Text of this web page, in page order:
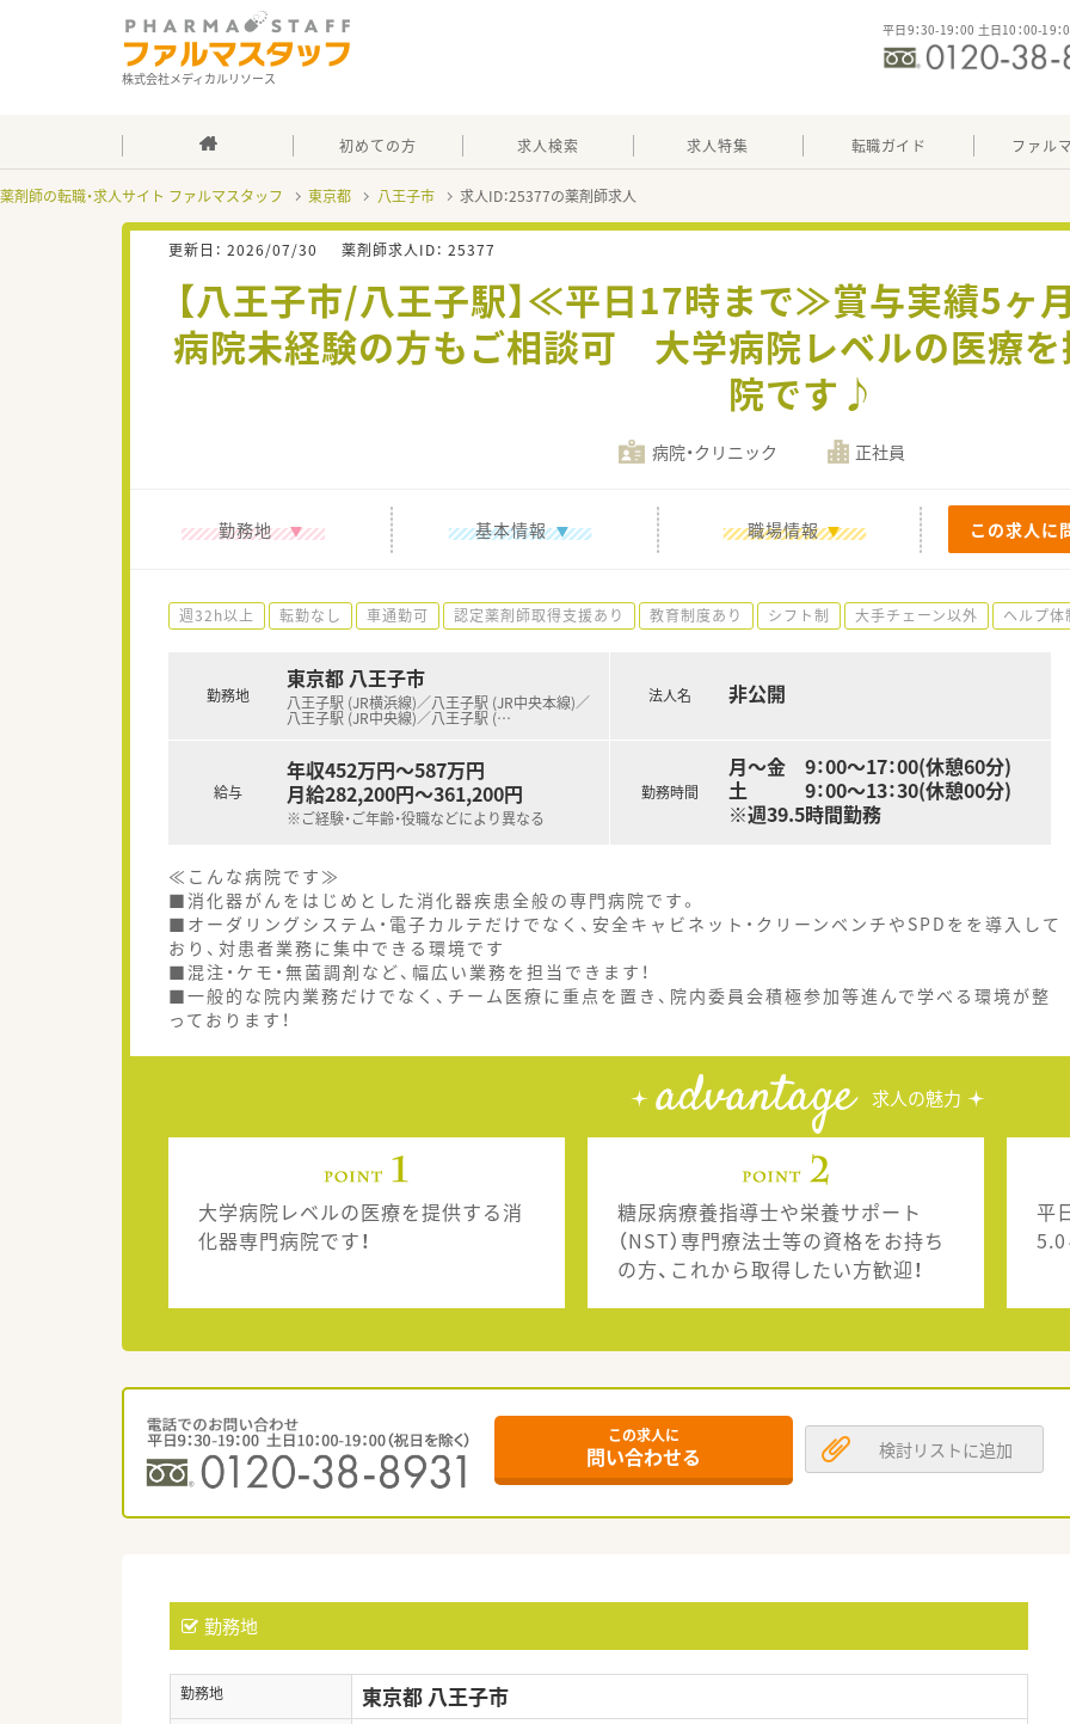
株式会社メディカルリソース
平日9：30-19：00 土日10：00-19
初めての方 求人検索 求人特集 転職ガイド ファル
薬剤師の転職・求人サイト ファルマスタッフ 東京都 八王子市 求人ID：25377の薬剤師求人
更新日： 2026/07/30 薬剤師求人ID： 25377
【八王子市/八王子駅】≪平日17時まで≫賞与実績5ヶ
病院未経験の方もご相談可 大学病院レベルの医療
院です♪
病院・クリニック 正社員
勤務地 基本情報 職場情報 この求人に
週32h以上 転勤なし 車通勤可 認定薬剤師取得支援あり 教育制度あり シフト制 大手チェーン以外 ヘルプ体
勤務地
東京都 八王子市
八王子駅 (JR横浜線)／八王子駅 (JR中央本線)／
八王子駅 (JR中央線)／八王子駅 (…
給与
年収452万円～587万円
月給282,200円～361,200円
※ご経験・ご年齢・役職などにより異なる
法人名 非公開
勤務時間
月～金 9：00～17：00(休憩60分)
土 9：00～13：30(休憩00分)
※週39.5時間勤務
≪こんな病院です≫
■消化器がんをはじめとした消化器疾患全般の専門病院です。
■オーダリングシステム・電子カルテだけでなく、安全キャビネット・クリーンベンチやSPDをを導入して
おり、対患者業務に集中できる環境です
■混注・ケモ・無菌調剤など、幅広い業務を担当できます！
■一般的な院内業務だけでなく、チーム医療に重点を置き、院内委員会積極参加等進んで学べる環境が整
っております！
advantage 求人の魅力
大学病院レベルの医療を提供する消
化器専門病院です！
糖尿病療養指導士や栄養サポート
（NST）専門療法士等の資格をお持ち
の方、これから取得したい方歓迎！
平
5.0
この求人に
問い合わせる 検討リストに追加
勤務地
勤務地 東京都 八王子市